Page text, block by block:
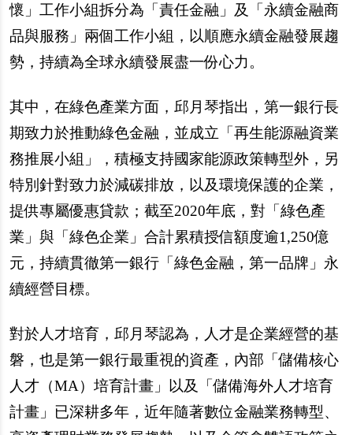
懷」工作小組拆分為「責任金融」及「永續金融商
品與服務」兩個工作小組，以順應永續金融發展趨
勢，持續為全球永續發展盡一份心力。
其中，在綠色產業方面，邱月琴指出，第一銀行長
期致力於推動綠色金融，並成立「再生能源融資業
務推展小組」，積極支持國家能源政策轉型外，另
特別針對致力於減碳排放，以及環境保護的企業，
提供專屬優惠貸款；截至2020年底，對「綠色產
業」與「綠色企業」合計累積授信額度逾1,250億
元，持續貫徹第一銀行「綠色金融，第一品牌」永
續經營目標。
對於人才培育，邱月琴認為，人才是企業經營的基
磐，也是第一銀行最重視的資產，內部「儲備核心
人才（MA）培育計畫」以及「儲備海外人才培育
計畫」已深耕多年，近年隨著數位金融業務轉型、